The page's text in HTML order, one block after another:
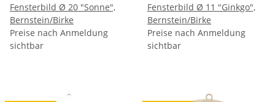
Fensterbild Ø 20 "Sonne",
Bernstein/Birke
Preise nach Anmeldung
sichtbar
Fensterbild Ø 11 "Ginkgo",
Bernstein/Birke
Preise nach Anmeldung
sichtbar